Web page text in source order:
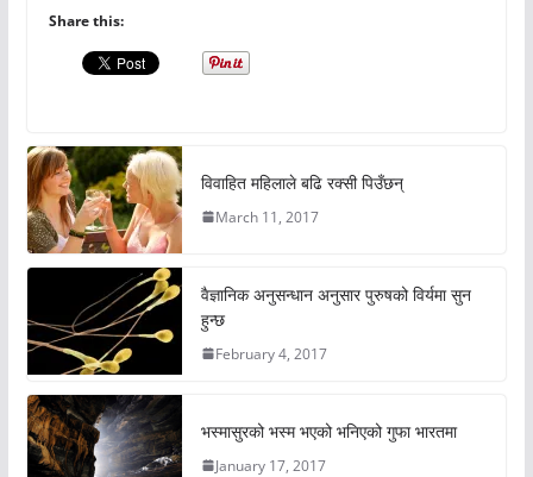
Share this:
विवाहित महिलाले बढि रक्सी पिउँछन्
March 11, 2017
वैज्ञानिक अनुसन्धान अनुसार पुरुषको विर्यमा सुन
हुन्छ
February 4, 2017
भस्मासुरको भस्म भएको भनिएको गुफा भारतमा
January 17, 2017